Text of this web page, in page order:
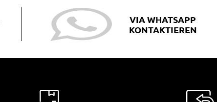
VIA WHATSAPP
KONTAKTIEREN